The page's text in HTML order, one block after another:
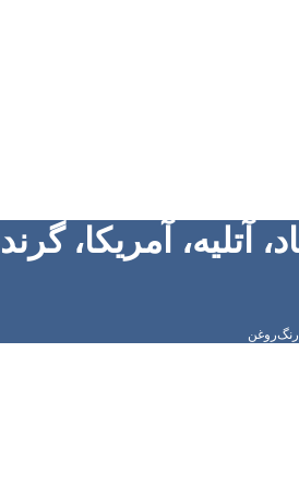
آتلیه، آمریکا،
رنگ‌روغن